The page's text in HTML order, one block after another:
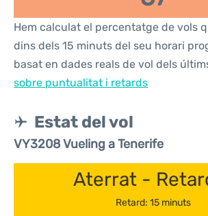
Hem calculat el percentatge de vols
dins dels 15 minuts del seu horari
basat en dades reals de vol dels
sobre puntualitat i retards
Estat del vol
VY3208 Vueling a Tenerife
Aterrat -
Retard: 15 minuts